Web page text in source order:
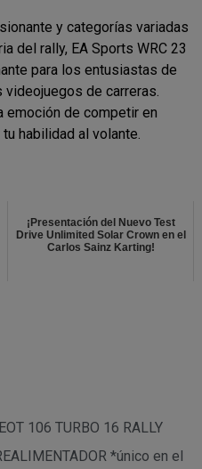
y categorías variadas
del rally, EA Sports WRC 23
para los entusiastas de
de carreras.
emoción de competir en
habilidad al volante.
¡Presentación del Nuevo Test
Drive Unlimited Solar Crown en el
Carlos Sainz Karting!
106 TURBO 16 RALLY
*único en el